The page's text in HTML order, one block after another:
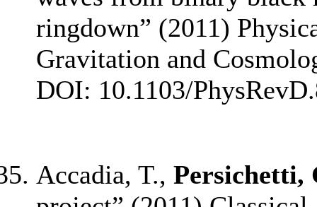
ringdown” (2011)
Gravitation and
DOI: 10.1103/
Accadia, T., Persichetti,